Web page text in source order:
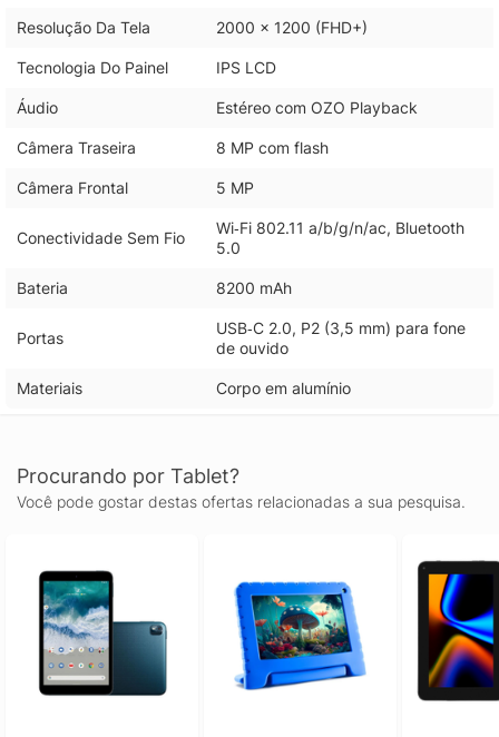
Resolução Da Tela 2000 x 1200 (FHD+)
Tecnologia Do Painel IPS LCD
Áudio Estéreo com OZO Playback
Câmera Traseira 8 MP com flash
Câmera Frontal 5 MP
Conectividade Sem Fio
Wi‑Fi 802.11 a/b/g/n/ac, Bluetooth
5.0
Bateria 8200 mAh
Portas
USB‑C 2.0, P2 (3,5 mm) para fone
de ouvido
Materiais Corpo em alumínio
Procurando por Tablet?
Você pode gostar destas ofertas relacionadas a sua pesquisa.